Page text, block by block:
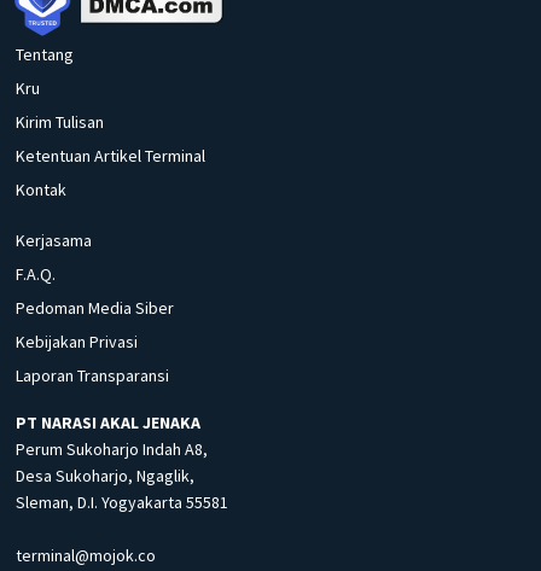
Tentang
Kru
Kirim Tulisan
Ketentuan Artikel Terminal
Kontak
Kerjasama
F.A.Q.
Pedoman Media Siber
Kebijakan Privasi
Laporan Transparansi
PT NARASI AKAL JENAKA
Perum Sukoharjo Indah A8,
Desa Sukoharjo, Ngaglik,
Sleman, D.I. Yogyakarta 55581
terminal@mojok.co